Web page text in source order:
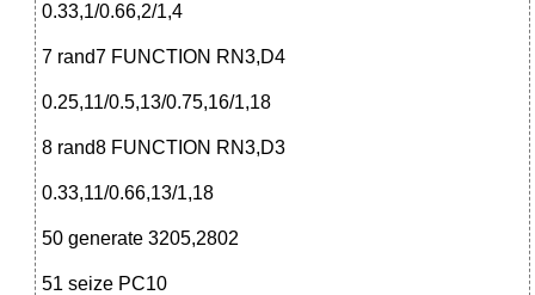
0.33,1/0.66,2/1,4
7 rand7 FUNCTION RN3,D4
0.25,11/0.5,13/0.75,16/1,18
8 rand8 FUNCTION RN3,D3
0.33,11/0.66,13/1,18
50 generate 3205,2802
51 seize PC10